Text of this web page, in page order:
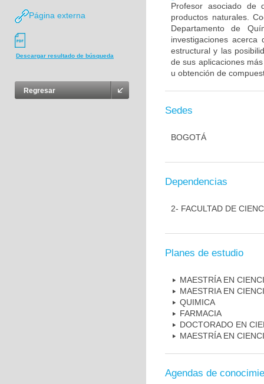
Página externa
Descargar resultado de búsqueda
Regresar
Profesor asociado de
productos naturales.
Departamento de
investigaciones
estructural y las
de sus aplicaciones
u obtención de
Sedes
BOGOTÁ
Dependencias
2- FACULTAD DE
Planes de estudio
MAESTRÍA EN
MAESTRIA EN
QUIMICA
FARMACIA
DOCTORADO EN
MAESTRÍA EN
Agendas de